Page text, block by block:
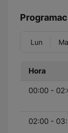
Lun
Hora
00:00 -
02:00 -